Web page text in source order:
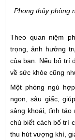
Phong thủy phòng
Theo quan niệm
trọng, ảnh hưởng
của bạn. Nếu bố trí
về sức khỏe cũng
Một phòng ngủ
ngon, sâu giấc,
sảng khoái, tỉnh táo
chủ biết cách bố trí
thu hút vượng khí,